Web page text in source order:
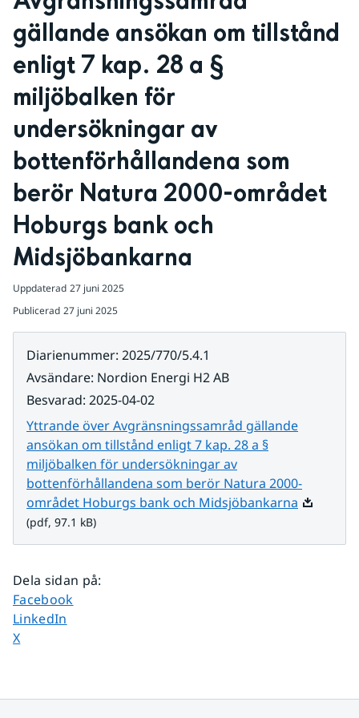
gällande ansökan om tillstånd
enligt 7 kap. 28 a §
miljöbalken för
undersökningar av
bottenförhållandena som
Hoburgs
Midsjöbankarna
Uppdaterad 27 juni 2025
Publicerad 27 juni 2025
Diarienummer: 2025/770/5.4.1
Avsändare: Nordion Energi H2 AB
Besvarad: 2025-04-02
Yttrande över Avgränsningssamråd gällande
ansökan om tillstånd enligt 7 kap. 28 a §
miljöbalken för undersökningar av
bottenförhållandena som berör Natura 2000-
området Hoburgs bank och Midsjöbankarna Pdf, 97.1
(pdf, 97.1 kB)
Dela sidan på:
Dela sidan på
Facebook
Dela sidan på
LinkedIn
Dela sidan på
X